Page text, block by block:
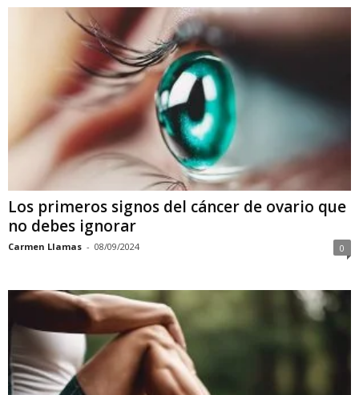
Los primeros signos del cáncer de ovario que
no debes ignorar
Carmen Llamas - 08/09/2024 0